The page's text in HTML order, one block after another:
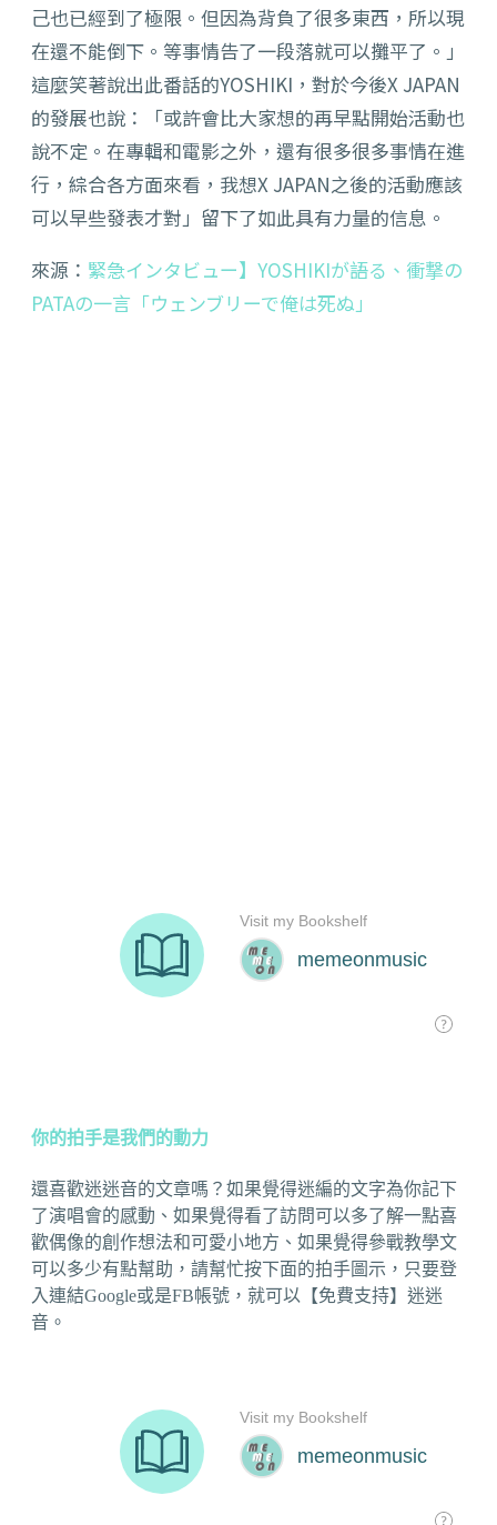
己也已經到了極限。但因為背負了很多東西，所以現
在還不能倒下。等事情告了一段落就可以攤平了。」
這麼笑著說出此番話的YOSHIKI，對於今後X JAPAN
的發展也說：「或許會比大家想的再早點開始活動也
說不定。在專輯和電影之外，還有很多很多事情在進
行，綜合各方面來看，我想X JAPAN之後的活動應該
可以早些發表才對」留下了如此具有力量的信息。
來源： 緊急インタビュー】YOSHIKIが語る、衝撃の
PATAの一言「ウェンブリーで俺は死ぬ」
你的拍手是我們的動力
還喜歡迷迷音的文章嗎？如果覺得迷編的文字為你記下
了演唱會的感動、如果覺得看了訪問可以多了解一點喜
歡偶像的創作想法和可愛小地方、如果覺得參戰教學文
可以多少有點幫助，請幫忙按下面的拍手圖示，只要登
入連結Google或是FB帳號，就可以【免費支持】迷迷
音。